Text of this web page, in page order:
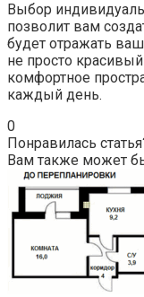
Выбор
позволит вам
будет отражать
не просто
комфортное
каждый день.
0
Понравилась
Вам также может